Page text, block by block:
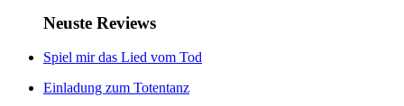
Neuste Reviews
Spiel mir das Lied vom Tod
Einladung zum Totentanz